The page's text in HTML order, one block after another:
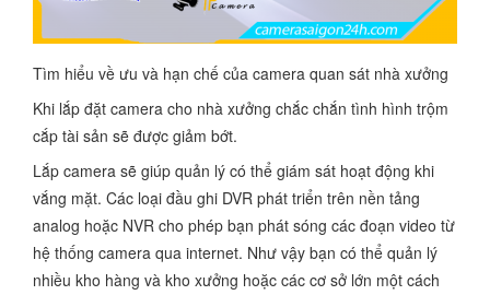
Tìm hiểu về ưu và hạn chế của camera quan sát nhà xưởng
Khi lắp đặt camera cho nhà xưởng chắc chắn tình hình trộm
cắp tài sản sẽ được giảm bớt.
Lắp camera sẽ giúp quản lý có thể giám sát hoạt động khi
vắng mặt. Các loại đầu ghi DVR phát triển trên nền tảng
analog hoặc NVR cho phép bạn phát sóng các đoạn video từ
hệ thống camera qua internet. Như vậy bạn có thể quản lý
nhiều kho hàng và kho xưởng hoặc các cơ sở lớn một cách